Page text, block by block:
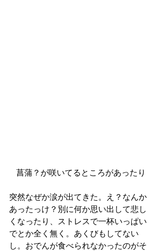
菖蒲？が咲いてるところがあったり
突然なぜか涙が出てきた。え？なんか
あったっけ？別に何か思い出して悲し
くなったり、ストレスで一杯いっぱい
でとか全く無く。あくびもしてない
し。おでんが食べられなかったのがそ